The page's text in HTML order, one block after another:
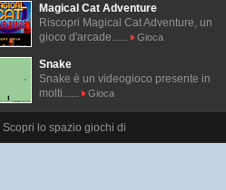
Magical Cat Adventure
Riscopri Magical Cat Adventure, un
gioco d'arcade......
Gioca
Snake
Snake è un videogioco presente in
molti......
Gioca
Scopri lo spazio giochi di